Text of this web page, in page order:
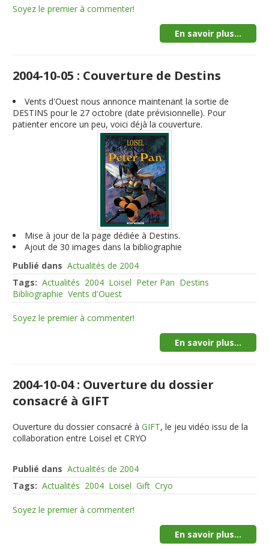
Soyez le premier à commenter!
En savoir plus...
2004-10-05 : Couverture de Destins
Vents d'Ouest nous annonce maintenant la sortie de
DESTINS pour le 27 octobre (date prévisionnelle). Pour
patienter encore un peu, voici déjà la couverture.
Mise à jour de la page dédiée à Destins.
Ajout de 30 images dans la bibliographie
Publié dans Actualités de 2004
Tags: Actualités 2004 Loisel Peter Pan Destins
Bibliographie Vents d'Ouest
Soyez le premier à commenter!
En savoir plus...
2004-10-04 : Ouverture du dossier
consacré à GIFT
Ouverture du dossier consacré àGIFT, le jeu vidéo issu de la
collaboration entre Loisel et CRYO
Publié dans Actualités de 2004
Tags: Actualités 2004 Loisel Gift Cryo
Soyez le premier à commenter!
En savoir plus...